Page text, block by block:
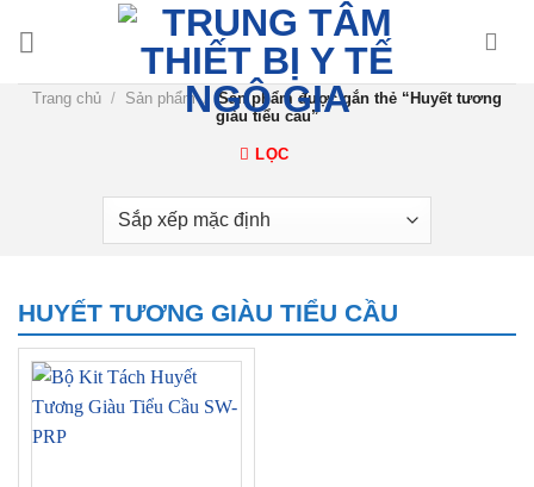
dungTrang chủ / Sản phẩm / Sản phẩm được gắn thẻ “Huyết tương
giàu tiểu cầu”
LỌC
HUYẾT TƯƠNG GIÀU TIỂU CẦU